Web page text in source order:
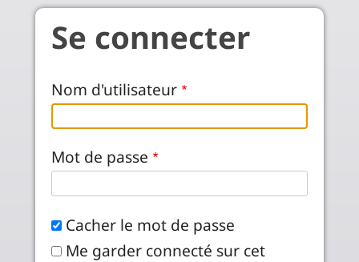
Aller au contenu principal
Se connecter
Nom d'utilisateur
Mot de passe
Cacher le mot de passe
Me garder connecté sur cet